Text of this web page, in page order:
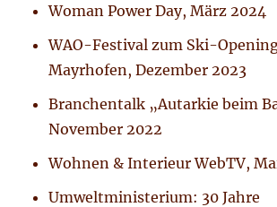
Woman Power Day, März 2024
WAO-Festival zum Ski-
Mayrhofen, Dezember 2023
Branchentalk „Autarkie beim
November 2022
Wohnen & Interieur WebTV,
Umweltministerium: 30 Jahre